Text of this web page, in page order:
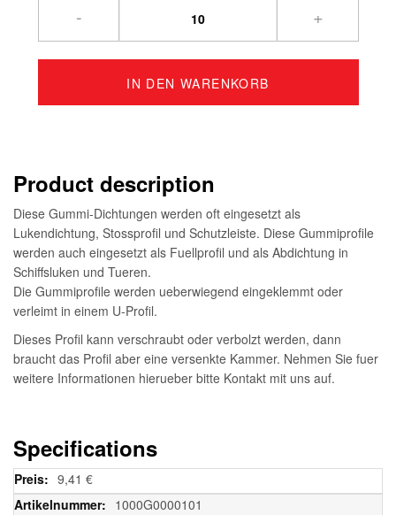
- +
IN DEN WARENKORB
Product description
Diese Gummi-Dichtungen werden oft eingesetzt als
Lukendichtung, Stossprofil und Schutzleiste. Diese Gummiprofile
werden auch eingesetzt als Fuellprofil und als Abdichtung in
Schiffsluken und Tueren.
Die Gummiprofile werden ueberwiegend eingeklemmt oder
verleimt in einem U-Profil.
Dieses Profil kann verschraubt oder verbolzt werden, dann
braucht das Profil aber eine versenkte Kammer. Nehmen Sie fuer
weitere Informationen hierueber bitte Kontakt mit uns auf.
Specifications
Weitere
Informationen
9,41 €
1000G0000101